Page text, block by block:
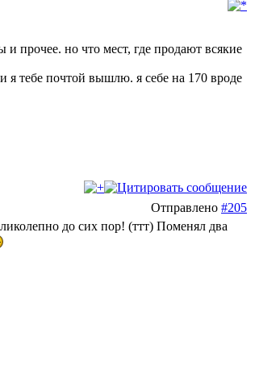
прочее. но что мест, где продают всякие
я тебе почтой вышлю. я себе на 170 вроде
Отправлено #205
до сих пор! (ттт) Поменял два